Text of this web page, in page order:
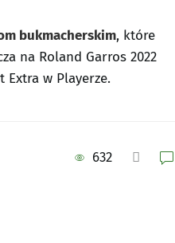
bukmacherskim, które
na Roland Garros 2022
w Playerze.
632